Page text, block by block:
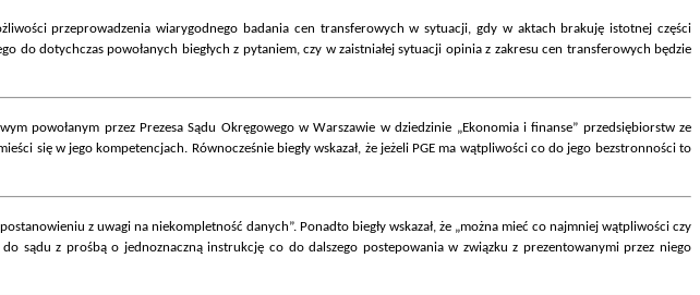
przeprowadzenia wiarygodnego badania cen transferowych w sytuacji, gdy w aktach brakuję istotnej części
do dotychczas powołanych biegłych z pytaniem, czy w zaistniałej sytuacji opinia z zakresu cen transferowych będzie
powołanym przez Prezesa Sądu Okręgowego w Warszawie w dziedzinie „Ekonomia i finanse” przedsiębiorstw ze
się w jego kompetencjach. Równocześnie biegły wskazał, że jeżeli PGE ma wątpliwości co do jego bezstronności to
z uwagi na niekompletność danych”. Ponadto biegły wskazał, że „można mieć co najmniej wątpliwości czy
sądu z prośbą o jednoznaczną instrukcję co do dalszego postepowania w związku z prezentowanymi przez niego